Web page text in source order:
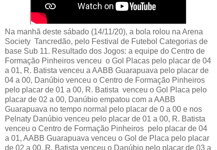
Na manhã deste sábado (14/11/20), a bola rolou na Arena
Society Tancredão, pelo Festival de Futebol Categorias de
base Sub 11. Resultado dos Jogos: a equipe do Centro de
Formação Pinheiros venceu o Gol Placas pelo placar de 04
a 01, R. Batista venceu a AABB Guarapuava pelo placar de
04 a 00, Danúbio venceu o Centro de Formação Pinheiros
pelo placar de 01 a 00, R. Batista venceu o Gol Placa pelo
placar de 02 a 00, Danúbio empatou com a AABB
Guarapuava no tempo normal pelo placar de 0 a 00 e nos
Pelnaty Danúbio venceu pelo placar de 01 a 00, R. Batista
venceu o Centro de Formação Pinheiros pelo placar de 04
a 01, AABB Guarapuava venceu o Gol de Placa pelo placar
de 02 a 00, R. Batista venceu o Danúbio pelo placar de 03 a